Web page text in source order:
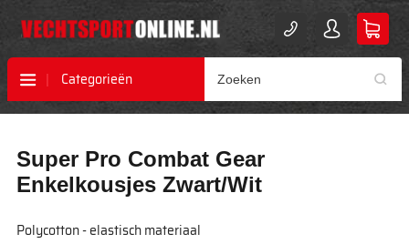
Categorieën
naar
het
einde
de
naar
het
begin
de
Super Pro Combat Gear
Enkelkousjes Zwart/Wit
Polycotton - elastisch materiaal